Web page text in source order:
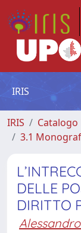
IRIS
IRIS Catalogo
3.1
DELLE
DIRITTO